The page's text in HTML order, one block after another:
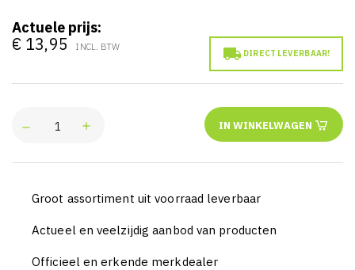
Actuele prijs:
€ 13,95 INCL. BTW  DIRECT LEVERBAAR!
IN WINKELWAGEN
Groot assortiment uit voorraad leverbaar
Actueel en veelzijdig aanbod van producten
Officieel en erkende merkdealer